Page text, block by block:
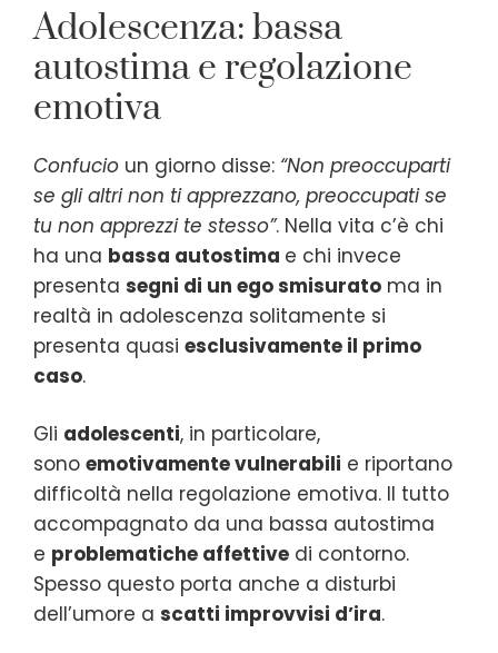
Adolescenza: bassa
autostima e regolazione
emotiva
Confucio un giorno disse: “Non preoccuparti
se gli altri non ti apprezzano, preoccupati se
tu non apprezzi te stesso”. Nella vita c’è chi
ha una bassa autostima e chi invece
presenta segni di un ego smisurato ma in
realtà in adolescenza solitamente si
presenta quasi esclusivamente il primo
caso.
Gli adolescenti, in particolare,
sono emotivamente vulnerabili e riportano
difficoltà nella regolazione emotiva. Il tutto
accompagnato da una bassa autostima
e problematiche affettive di contorno.
Spesso questo porta anche a disturbi
dell’umore a scatti improvvisi d’ira.